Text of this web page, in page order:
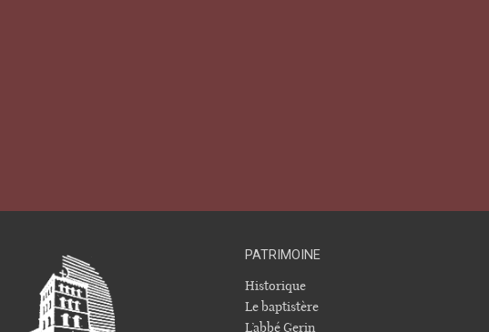
PATRIMOINE
Historique
Le baptistère
L’abbé Gerin